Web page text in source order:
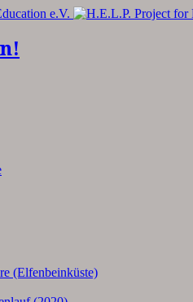
(Elfenbeinküste)